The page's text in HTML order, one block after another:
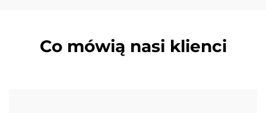
Co mówią nasi klienci